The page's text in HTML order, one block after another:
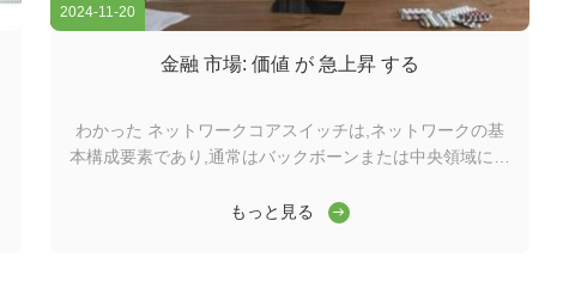
2024-11-20
金融 市場: 価値 が 急上昇 する
わかった ネットワークコアスイッチは,ネットワークの基
本構成要素であり,通常はバックボーンまたは中央領域に位
な運用を確保する上で重要な役割を果たしますワイダーコ
もっと見る